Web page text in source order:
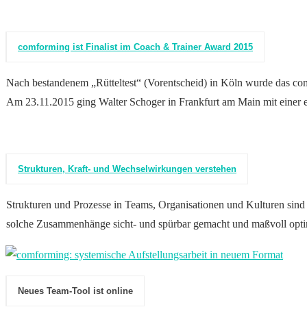
comforming ist Finalist im Coach & Trainer Award 2015
Nach bestandenem „Rütteltest“ (Vorentscheid) in Köln wurde das
Am 23.11.2015 ging Walter Schoger in Frankfurt am Main mit
Strukturen, Kraft- und Wechselwirkungen verstehen
Strukturen und Prozesse in Teams, Organisationen und Kulturen
solche Zusammenhänge sicht- und spürbar gemacht und maßvoll
Neues Team-Tool ist online